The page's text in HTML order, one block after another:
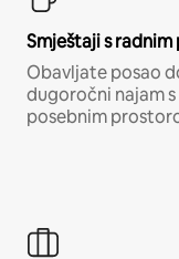
Smještaji s
Obavljate posao
dugoročni najam
posebnim